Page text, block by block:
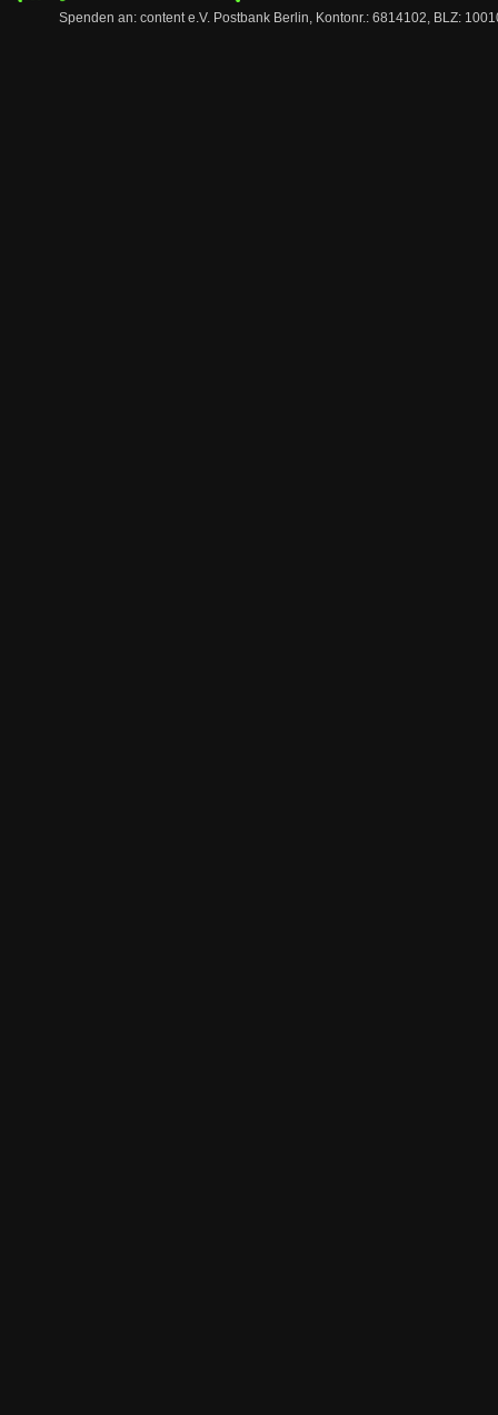
Spenden an: content e.V. Postbank Berlin, Kontonr.: 6814102, BLZ: